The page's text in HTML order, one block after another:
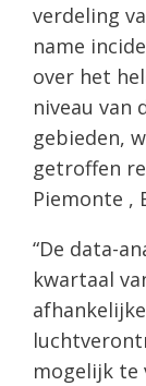
verdeling
name
over het
niveau van
gebieden,
getroffen
Piemonte ,
“De data-
kwartaal
mogelijk te